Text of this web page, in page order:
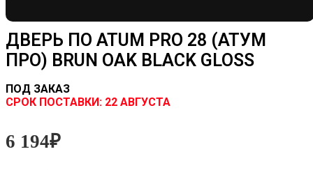
ДВЕРЬ ПО ATUM PRO 28 (АТУМ
ПРО) BRUN OAK BLACK GLOSS
ПОД ЗАКАЗ
CРОК ПОСТАВКИ: 22 АВГУСТА
6 194₽